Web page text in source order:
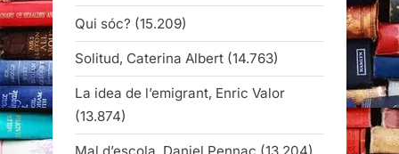
Qui sóc? (15.209)
Solitud, Caterina Albert (14.763)
La idea de l’emigrant, Enric Valor
(13.874)